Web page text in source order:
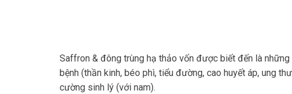
Saffron & đông trùng hạ thảo vốn được biết đến là
bệnh (thần kinh, béo phì, tiểu đường, cao huyết áp, ung
cường sinh lý (với nam).